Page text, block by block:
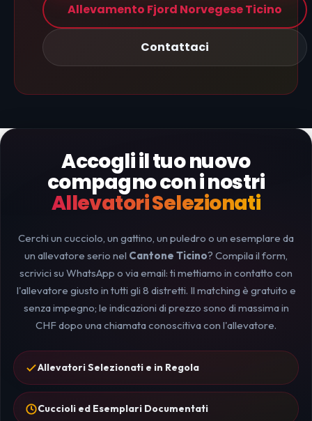
Allevamento Fjord Norvegese Ticino
Contattaci
Accogli il tuo nuovo
compagno con i nostri
Allevatori Selezionati
Cerchi un cucciolo, un gattino, un puledro o un esemplare da
un allevatore serio nel Cantone Ticino? Compila il form,
scrivici su WhatsApp o via email: ti mettiamo in contatto con
l'allevatore giusto in tutti gli 8 distretti. Il matching è gratuito e
senza impegno; le indicazioni di prezzo sono di massima in
CHF dopo una chiamata conoscitiva con l'allevatore.
Allevatori Selezionati e in Regola
Cuccioli ed Esemplari Documentati